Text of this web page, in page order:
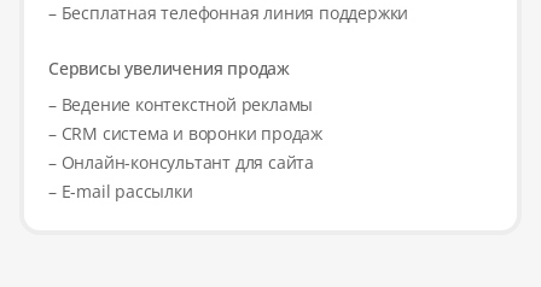
– Бесплатная телефонная линия поддержки
Сервисы увеличения продаж
– Ведение контекстной рекламы
– CRM система и воронки продаж
– Онлайн-консультант для сайта
– E-mail рассылки